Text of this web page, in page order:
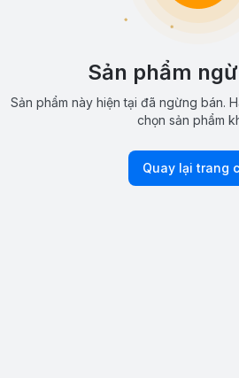
Sản phẩm
Sản phẩm này hiện tại đã ngừng bán.
chọn sản phẩm
Quay lại trang